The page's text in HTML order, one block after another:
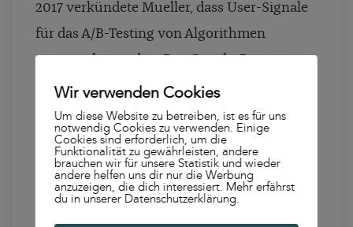
2017 verkündete Mueller, dass User-Signale
für das A/B-Testing von Algorithmen
untersucht werden. Das Google-Patent
Nummer 9,727,653 B2 verdeutlicht ebenfalls,
wie stark die Verarbeitung von User-
Signalen inzwischen anvisiert wurde: Eine
Reihe vordefinierter Kennzahlen dienen hier
der Identifizierung von Präferenzen und
Wir verwenden Cookies
Um diese Website zu betreiben, ist es für uns
notwendig Cookies zu verwenden. Einige
Cookies sind erforderlich, um die
Funktionalität zu gewährleisten, andere
brauchen wir für unsere Statistik und wieder
andere helfen uns dir nur die Werbung
anzuzeigen, die dich interessiert. Mehr erfährst
du in unserer Datenschutzerklärung.